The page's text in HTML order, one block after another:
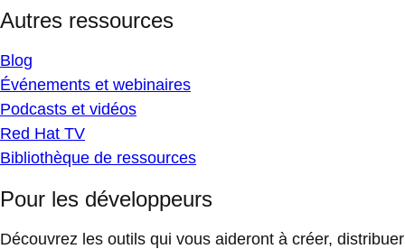
Autres ressources
Blog
Événements et webinaires
Podcasts et vidéos
Red Hat TV
Bibliothèque de ressources
Pour les développeurs
Découvrez les outils qui vous aideront à créer, distribuer